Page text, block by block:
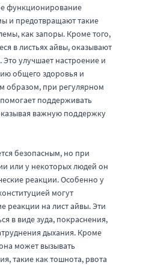
функционирование
и предотвращают такие
как запоры. Кроме того,
в листьях айвы, оказывают
Это улучшает настроение и
общего здоровья и
образом, при регулярном
поддерживать
важную поддержку
безопасным, но при
или у некоторых людей он
реакции. Особенно у
могут
реакции на лист айвы. Эти
в виде зуда, покраснения,
дыхания. Кроме
может вызывать
такие как тошнота, рвота